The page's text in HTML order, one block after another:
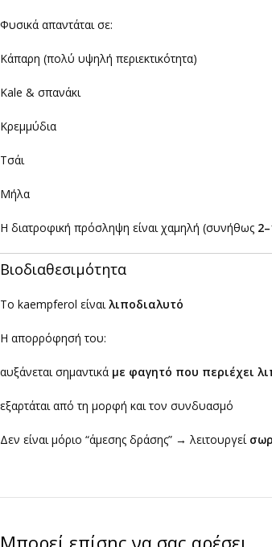
Φυσικά απαντάται σε:
Κάπαρη (πολύ υψηλή περιεκτικότητα)
Kale & σπανάκι
Κρεμμύδια
Τσάι
Μήλα
Η διατροφική πρόσληψη είναι χαμηλή (συνήθως
Βιοδιαθεσιμότητα
Το kaempferol είναι λιποδιαλυτό
Η απορρόφησή του:
αυξάνεται σημαντικά με φαγητό που περιέχει
εξαρτάται από τη μορφή και τον συνδυασμό
Δεν είναι μόριο “άμεσης δράσης” → λειτουργεί
Μπορεί επίσης να σας αρέσει…